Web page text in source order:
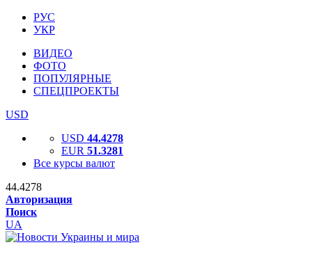
РУС
УКР
ВИДЕО
ФОТО
ПОПУЛЯРНЫЕ
СПЕЦПРОЕКТЫ
USD
USD 44.4278
EUR 51.3281
Все курсы валют
44.4278
Авторизация
Поиск
UA